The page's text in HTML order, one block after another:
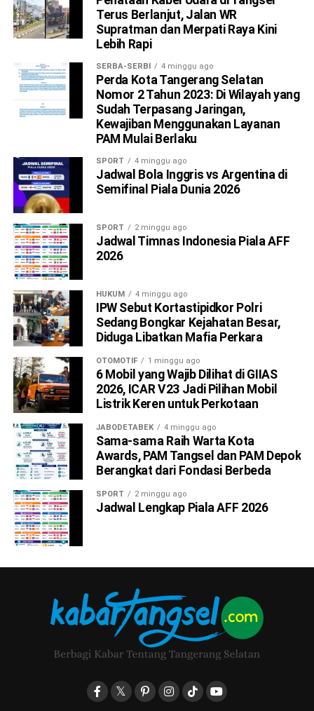
Terus Berlanjut, Jalan WR
Supratman dan Merpati Raya Kini
Lebih Rapi
SERBA-SERBI 4 minggu ago
Perda Kota Tangerang Selatan
Nomor 2 Tahun 2023: Di Wilayah yang
Sudah Terpasang Jaringan,
Kewajiban Menggunakan Layanan
PAM Mulai Berlaku
SPORT 4 minggu ago
Jadwal Bola Inggris vs Argentina di
Semifinal Piala Dunia 2026
SPORT 2 minggu ago
Jadwal Timnas Indonesia Piala AFF
2026
HUKUM 4 minggu ago
IPW Sebut Kortastipidkor Polri
Sedang Bongkar Kejahatan Besar,
Diduga Libatkan Mafia Perkara
OTOMOTIF 1 minggu ago
6 Mobil yang Wajib Dilihat di GIIAS
2026, ICAR V23 Jadi Pilihan Mobil
Listrik Keren untuk Perkotaan
JABODETABEK 4 minggu ago
Sama-sama Raih Warta Kota
Awards, PAM Tangsel dan PAM Depok
Berangkat dari Fondasi Berbeda
SPORT 2 minggu ago
Jadwal Lengkap Piala AFF 2026